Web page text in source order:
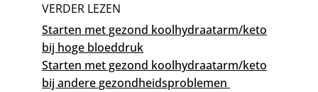
VERDER LEZEN
Starten met gezond koolhydraatarm/keto
bij hoge bloeddruk
Starten met gezond koolhydraatarm/keto
bij andere gezondheidsproblemen